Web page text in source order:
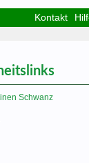
Kontakt
Schwanz